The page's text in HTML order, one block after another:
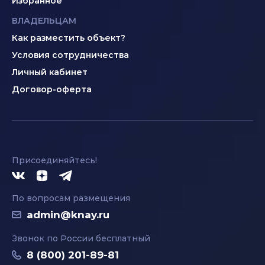
ВЛАДЕЛЬЦАМ
Как разместить объект?
Условия сотрудничества
Личный кабинет
Договор-оферта
Присоединяйтесь!
По вопросам размещения
admin@knay.ru
Звонок по России бесплатный
8 (800) 201-89-81